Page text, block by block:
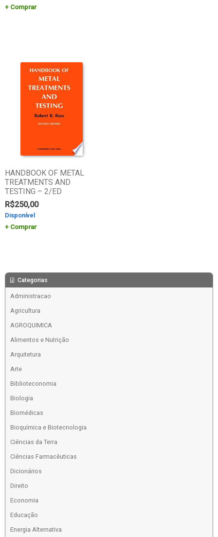
Comprar
HANDBOOK OF METAL
TREATMENTS AND
TESTING – 2/ED
R$250,00
Disponível
Comprar
Categorias
Administracao
Agricultura
AGROQUIMICA
Alimentos e Nutrição
Arquitetura
Arte
Biblioteconomia
Biologia
Biomédicas
Bioquímica e Biotecnologia
Ciências da Terra
Ciências Farmacêuticas
Dicionários
Direito
Economia
Educação
Energia Alternativa